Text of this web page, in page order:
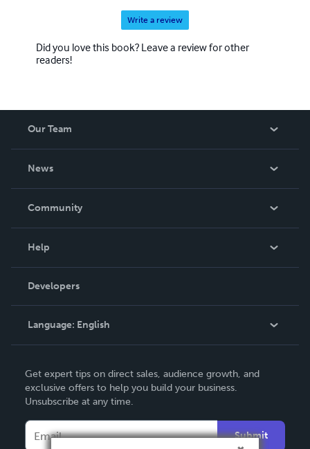
Write a review
Did you love this book? Leave a review for other
readers!
Our Team
News
In The News
Community
Podcast
Help
Order Lookup
Knowledge Base
Contact Support
Developers
Language: English
Deutsch
Français
Get expert tips on direct sales, audience growth, and
exclusive offers to help you build your business.
Unsubscribe at any time.
Submit